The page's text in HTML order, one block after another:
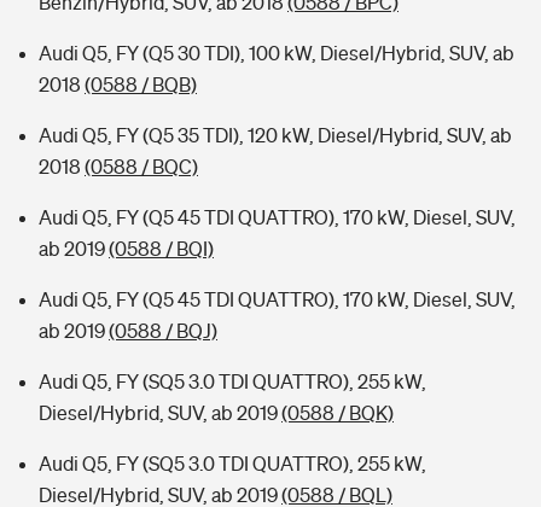
Audi Q5, FY (Q5 30 TDI), 100 kW, Diesel/Hybrid, SUV, ab
2018 (0588 / BQB)
Audi Q5, FY (Q5 35 TDI), 120 kW, Diesel/Hybrid, SUV, ab
2018 (0588 / BQC)
Audi Q5, FY (Q5 45 TDI QUATTRO), 170 kW, Diesel, SUV,
ab 2019(0588 / BQI)
Audi Q5, FY (Q5 45 TDI QUATTRO), 170 kW, Diesel, SUV,
ab 2019(0588 / BQJ)
Audi Q5, FY (SQ5 3.0 TDI QUATTRO), 255 kW,
Diesel/Hybrid, SUV, ab 2019(0588 / BQK)
Audi Q5, FY (SQ5 3.0 TDI QUATTRO), 255 kW,
Diesel/Hybrid, SUV, ab 2019(0588 / BQL)